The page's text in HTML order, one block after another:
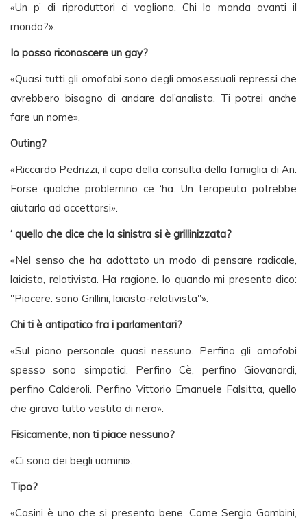
«Un p’ di riproduttori ci vogliono. Chi lo manda avanti il
mondo?».
Io posso riconoscere un gay?
«Quasi tutti gli omofobi sono degli omosessuali repressi che
avrebbero bisogno di andare dal’analista. Ti potrei anche
fare un nome».
Outing?
«Riccardo Pedrizzi, il capo della consulta della famiglia di An.
Forse qualche problemino ce ‘ha. Un terapeuta potrebbe
aiutarlo ad accettarsi».
‘ quello che dice che la sinistra si è grillinizzata?
«Nel senso che ha adottato un modo di pensare radicale,
laicista, relativista. Ha ragione. Io quando mi presento dico:
"Piacere. sono Grillini, laicista-relativista"».
Chi ti è antipatico fra i parlamentari?
«Sul piano personale quasi nessuno. Perfino gli omofobi
spesso sono simpatici. Perfino Cè, perfino Giovanardi,
perfino Calderoli. Perfino Vittorio Emanuele Falsitta, quello
che girava tutto vestito di nero».
Fisicamente, non ti piace nessuno?
«Ci sono dei begli uomini».
Tipo?
«Casini è uno che si presenta bene. Come Sergio Gambini,